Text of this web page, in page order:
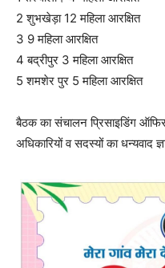
2 शुभखेड़ा 12 महिला आरक्षित
3 9 महिला आरक्षित
4 बद्रीपुर 3 महिला आरक्षित
5 शमशेर पुर 5 महिला आरक्षित
बैठक का संचालन प्रिसाइडिंग
अधिकारियों व सदस्यों का धन्यवाद